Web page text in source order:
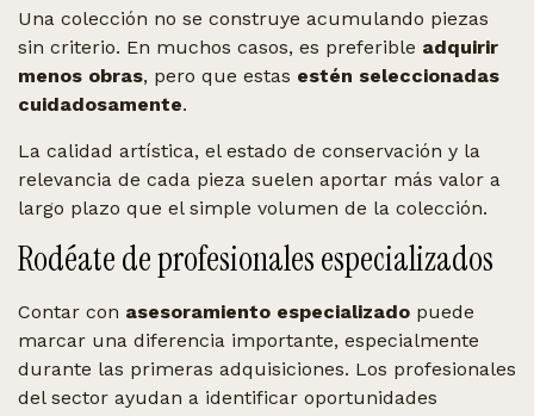
Una colección no se construye acumulando piezas
sin criterio. En muchos casos, es preferible adquirir
menos obras, pero que estas estén seleccionadas
cuidadosamente.
La calidad artística, el estado de conservación y la
relevancia de cada pieza suelen aportar más valor a
largo plazo que el simple volumen de la colección.
Rodéate de profesionales especializados
Contar con asesoramiento especializado puede
marcar una diferencia importante, especialmente
durante las primeras adquisiciones. Los profesionales
del sector ayudan a identificar oportunidades